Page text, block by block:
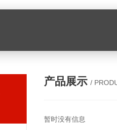
产品展示 /
暂时没有信息